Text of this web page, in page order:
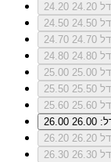
24.20
24.50
24.70
24.80
25.00
25.50
25.60
26.00
26.20
26.30